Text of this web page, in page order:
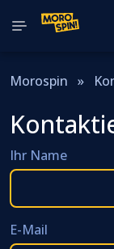
Morospin »
Ihr Name
E-Mail